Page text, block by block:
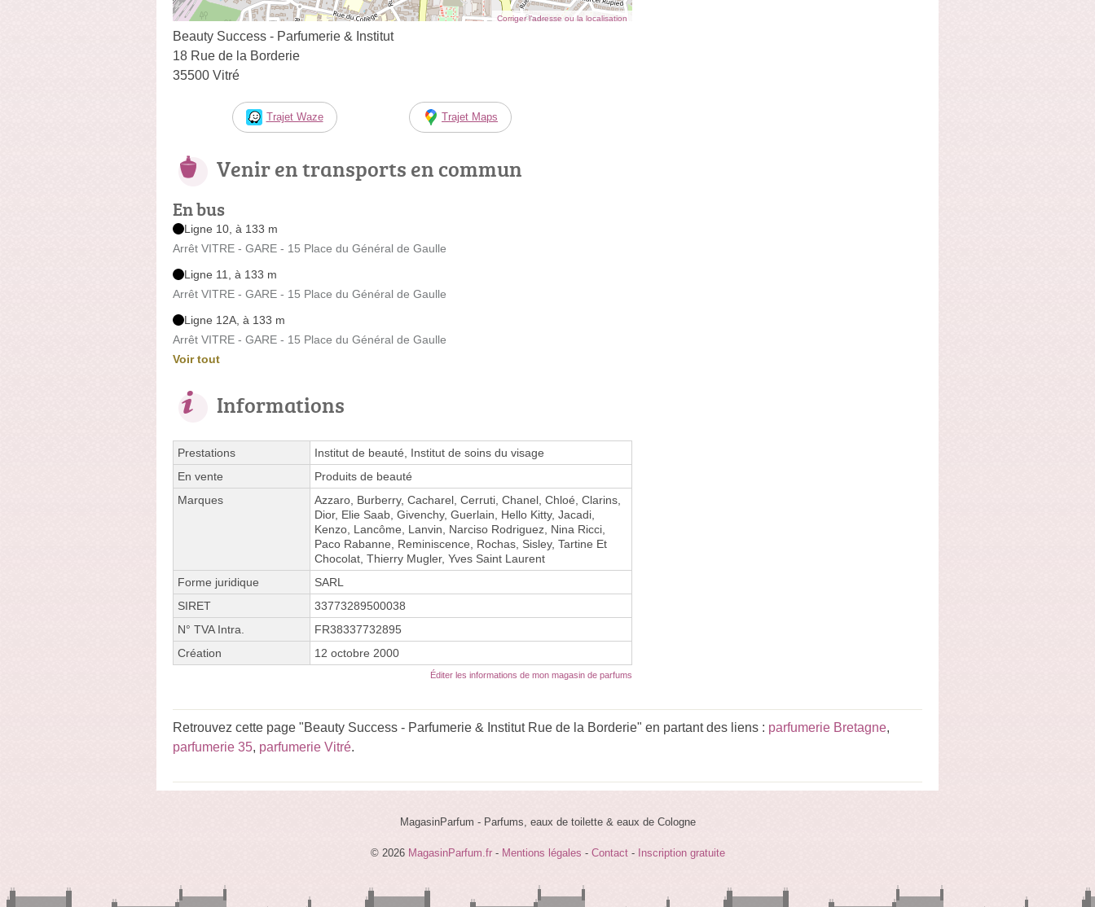
Corriger l’adresse ou la localisation
Beauty Success - Parfumerie & Institut
18 Rue de la Borderie
35500 Vitré
Trajet Waze Trajet Maps
Venir en transports en commun
En bus
Ligne 10, à 133 m
Arrêt VITRE - GARE - 15 Place du Général de Gaulle
Ligne 11, à 133 m
Arrêt VITRE - GARE - 15 Place du Général de Gaulle
Ligne 12A, à 133 m
Arrêt VITRE - GARE - 15 Place du Général de Gaulle
Voir tout
Informations
Prestations
Institut de beauté, Institut de soins du visage
En vente
Produits de beauté
Marques
Azzaro, Burberry, Cacharel, Cerruti, Chanel, Chloé, Clarins,
Dior, Elie Saab, Givenchy, Guerlain, Hello Kitty, Jacadi,
Kenzo, Lancôme, Lanvin, Narciso Rodriguez, Nina Ricci,
Paco Rabanne, Reminiscence, Rochas, Sisley, Tartine Et
Chocolat, Thierry Mugler, Yves Saint Laurent
Forme juridique
SARL
SIRET
33773289500038
N° TVA Intra.
FR38337732895
Création
12 octobre 2000
Éditer les informations de mon magasin de parfums
Retrouvez cette page "Beauty Success - Parfumerie & Institut Rue de la Borderie" en partant des liens : parfumerie Bretagne,
parfumerie 35, parfumerie Vitré.
MagasinParfum - Parfums, eaux de toilette & eaux de Cologne
© 2026 MagasinParfum.fr - Mentions légales - Contact- Inscription gratuite